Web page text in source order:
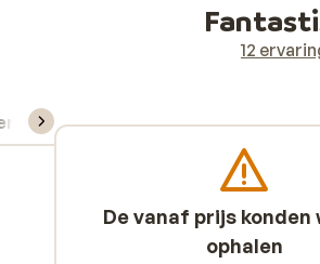
12
De vanaf prijs konden
ophalen